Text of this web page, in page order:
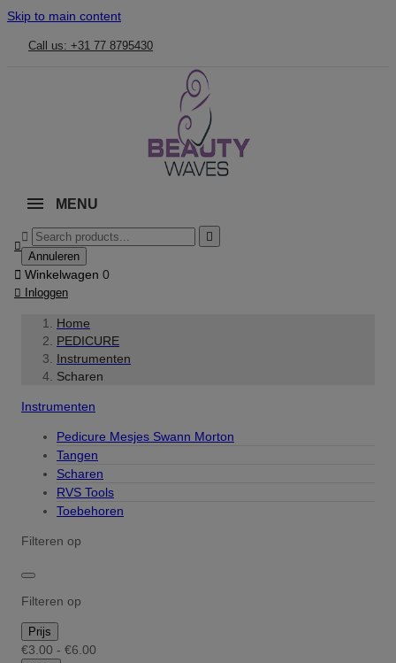
Skip to main content
Call us: +31 77 8795430
MENU



Annuleren
 Winkelwagen 0
 Inloggen
Home
PEDICURE
Instrumenten
Scharen
Instrumenten
Pedicure Mesjes Swann Morton
Tangen
Scharen
RVS Tools
Toebehoren
Filteren op
Filteren op
Prijs
€3.00 - €6.00